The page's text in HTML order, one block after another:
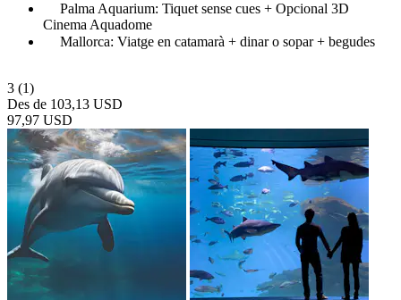
Palma Aquarium: Tiquet sense cues + Opcional 3D
Cinema Aquadome
Mallorca: Viatge en catamarà + dinar o sopar + begudes
3 (1)
Des de 103,13 USD
97,97 USD